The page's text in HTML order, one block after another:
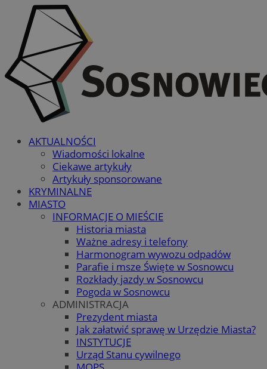
AKTUALNOŚCI
Wiadomości lokalne
Ciekawe artykuły
Artykuły sponsorowane
KRYMINALNE
MIASTO
INFORMACJE O MIEŚCIE
Historia miasta
Ważne adresy i telefony
Harmonogram wywozu odpadów
Parafie i msze Święte w Sosnowcu
Rozkłady jazdy w Sosnowcu
Pogoda w Sosnowcu
ADMINISTRACJA
Prezydent miasta
Jak załatwić sprawę w Urzędzie Miasta?
INSTYTUCJE
Urząd Stanu cywilnego